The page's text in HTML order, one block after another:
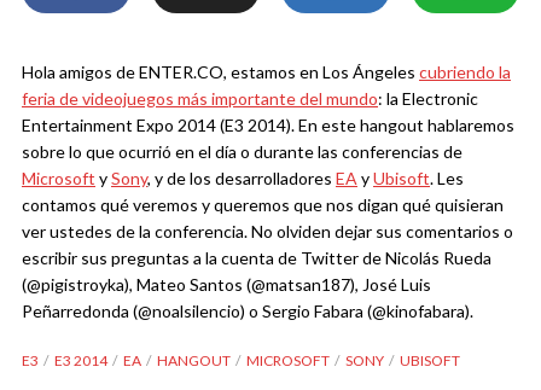
Hola amigos de ENTER.CO, estamos en Los Ángeles cubriendo la
feria de videojuegos más importante del mundo: la Electronic
Entertainment Expo 2014 (E3 2014). En este hangout hablaremos
sobre lo que ocurrió en el día o durante las conferencias de
Microsoft ySony, y de los desarrolladores EA yUbisoft. Les
contamos qué veremos y queremos que nos digan qué quisieran
ver ustedes de la conferencia. No olviden dejar sus comentarios o
escribir sus preguntas a la cuenta de Twitter de Nicolás Rueda
(@pigistroyka), Mateo Santos (@matsan187), José Luis
Peñarredonda (@noalsilencio) o Sergio Fabara (@kinofabara).
E3 E3 2014 EA HANGOUT MICROSOFT SONY UBISOFT